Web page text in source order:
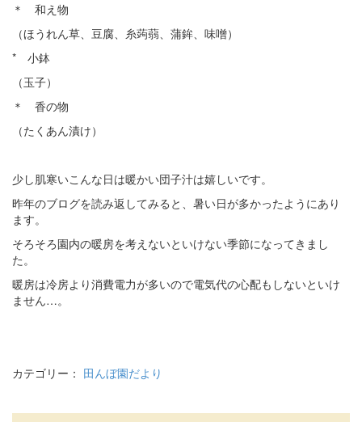
＊ 和え物
（ほうれん草、豆腐、糸蒟蒻、蒲鉾、味噌）
* 小鉢
（玉子）
＊ 香の物
（たくあん漬け）
少し肌寒いこんな日は暖かい団子汁は嬉しいです。
昨年のブログを読み返してみると、暑い日が多かったようにあり
ます。
そろそろ園内の暖房を考えないといけない季節になってきまし
た。
暖房は冷房より消費電力が多いので電気代の心配もしないといけ
ません…。
カテゴリー： 田んぼ園だより